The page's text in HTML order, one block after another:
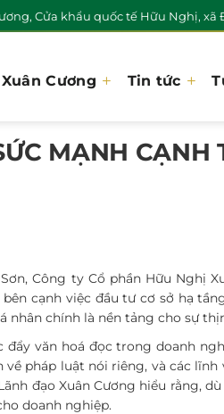
Cửa khẩu quốc tế Hữu Nghị,
Cương Tin tức
MẠNH
Công ty Cổ phần Hữu Nghị
cạnh việc đầu tư cơ sở hạ
nhân chính là nền tảng cho sự
văn hoá đọc trong doanh
pháp luật nói riêng, và các lĩnh
đạo Xuân Cương hiểu rằng,
doanh nghiệp.